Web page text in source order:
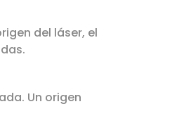
del láser, el
Un origen